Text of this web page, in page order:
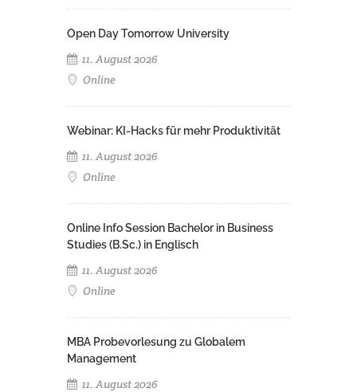
Open Day Tomorrow University
11. August 2026
Online
Webinar: KI-Hacks für mehr Produktivität
11. August 2026
Online
Online Info Session Bachelor in Business
Studies (B.Sc.) in Englisch
11. August 2026
Online
MBA Probevorlesung zu Globalem
Management
11. August 2026